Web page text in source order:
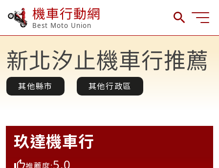
機車行動網
Best Moto Union
新北汐止機車行推薦
其他縣市 其他行政區
玖達機車行
5.0